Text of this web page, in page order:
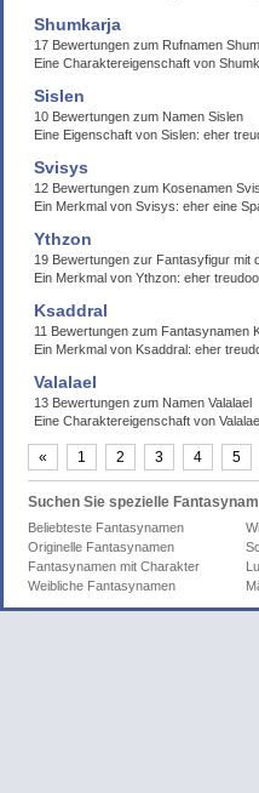
Shumkarja
17 Bewertungen zum Rufnamen
Eine Charaktereigenschaft von
Sislen
10 Bewertungen zum Namen Sislen
Eine Eigenschaft von Sislen: eher
Svisys
12 Bewertungen zum Kosenamen
Ein Merkmal von Svisys: eher eine
Ythzon
19 Bewertungen zur Fantasyfigur mit
Ein Merkmal von Ythzon: eher
Ksaddral
11 Bewertungen zum Fantasynamen
Ein Merkmal von Ksaddral: eher
Valalael
13 Bewertungen zum Namen Valalael
Eine Charaktereigenschaft von
« 1 2 3 4 5
Suchen Sie spezielle
Beliebteste Fantasynamen
Originelle Fantasynamen
Fantasynamen mit Charakter
Weibliche Fantasynamen